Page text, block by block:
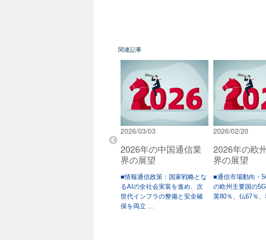
関連記事
2026/03/03
2026年の中国通信業
界の展望
■情報通信政策：国家戦略とな
るAIの全社会実装を進め、次
世代インフラの整備と安全確
保を両立 …
2026/02/20
2026年の欧
界の展望
■通信市場動向・
の欧州主要国の5G
英80％、仏67％